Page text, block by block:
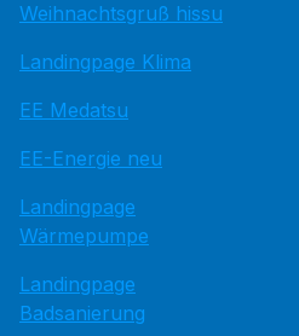
Weihnachtsgruß hissu
Landingpage Klima
EE Medatsu
EE-Energie neu
Landingpage
Wärmepumpe
Landingpage
Badsanierung